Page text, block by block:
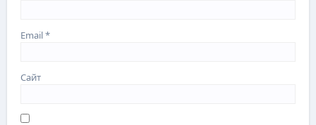
Email*
Сайт